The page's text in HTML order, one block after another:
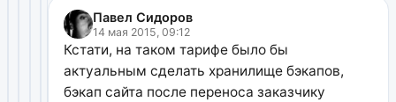
Павел Сидоров
14 мая 2015, 09:12
Кстати, на таком тарифе было бы
актуальным сделать хранилище бэкапов,
бэкап сайта после переноса заказчику